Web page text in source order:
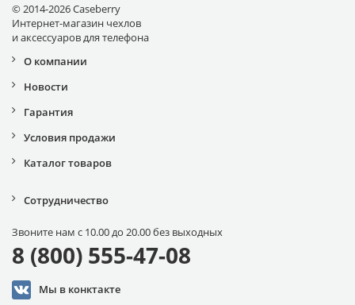
© 2014-2026 Caseberry
Интернет-магазин чехлов
и аксессуаров для телефона
О компании
Новости
Гарантия
Условия продажи
Каталог товаров
Сотрудничество
Звоните нам с 10.00 до 20.00 без выходных
8 (800) 555-47-08
Мы в конктакте